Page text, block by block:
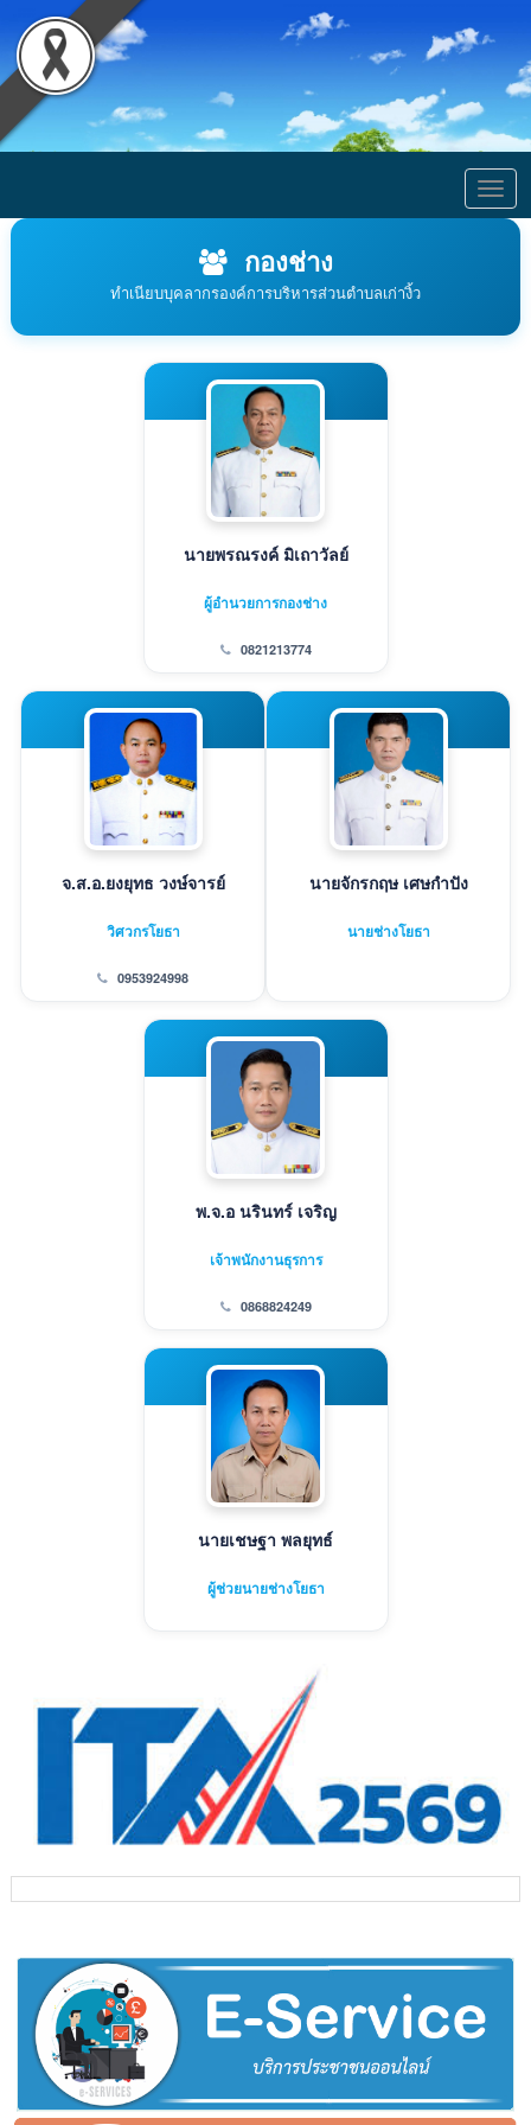
กองช่าง
ทำเนียบบุคลากรองค์การบริหารส่วนตำบลเก่างิ้ว
นายพรณรงค์ มิเถาวัลย์
ผู้อำนวยการกองช่าง
0821213774
จ.ส.อ.ยงยุทธ วงษ์จารย์
วิศวกรโยธา
0953924998
นายจักรกฤษ เศษกำปัง
นายช่างโยธา
พ.จ.อ นรินทร์ เจริญ
เจ้าพนักงานธุรการ
0868824249
นายเชษฐา พลยุทธ์
ผู้ช่วยนายช่างโยธา